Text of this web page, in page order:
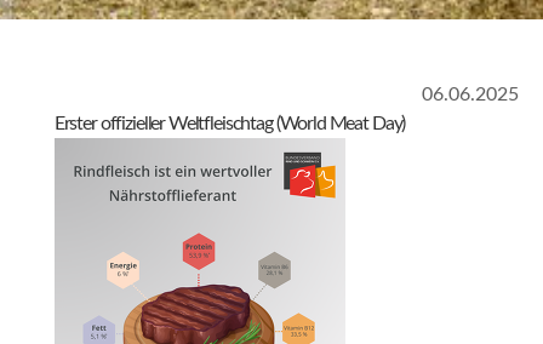
06.06.2025
Erster offizieller Weltfleischtag (World Meat Day)